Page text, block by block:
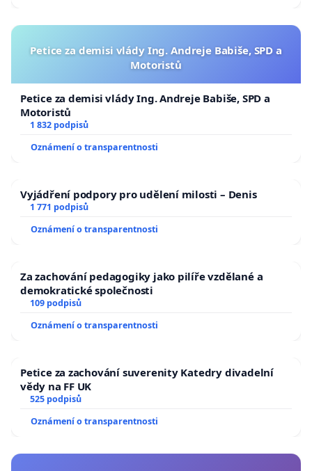
Petice za demisi vlády Ing. Andreje Babiše, SPD a
Motoristů
Petice za demisi vlády Ing. Andreje Babiše, SPD a
Motoristů
1 832 podpisů
Oznámení o transparentnosti
Vyjádření podpory pro udělení milosti – Denis
1 771 podpisů
Oznámení o transparentnosti
Za zachování pedagogiky jako pilíře vzdělané a
demokratické společnosti
109 podpisů
Oznámení o transparentnosti
Petice za zachování suverenity Katedry divadelní
vědy na FF UK
525 podpisů
Oznámení o transparentnosti